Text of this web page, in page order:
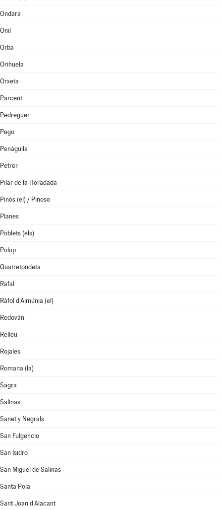
Ondara
Onil
Orba
Orihuela
Orxeta
Parcent
Pedreguer
Pego
Penàguila
Petrer
Pilar de la Horadada
Pinós (el) / Pinoso
Planes
Poblets (els)
Polop
Quatretondeta
Rafal
Ràfol d'Almúnia (el)
Redován
Relleu
Rojales
Romana (la)
Sagra
Salinas
Sanet y Negrals
San Fulgencio
San Isidro
San Miguel de Salinas
Santa Pola
Sant Joan d'Alacant